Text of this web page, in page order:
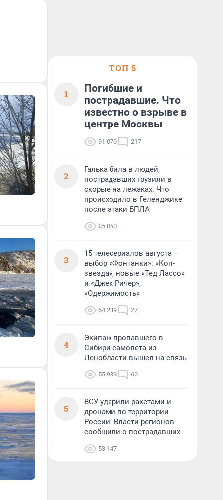
ТОП 5
1
Погибшие и
пострадавшие. Что
известно о взрыве в
центре Москвы
91 070 217
2
Галька била в людей,
пострадавших грузили в
скорые на лежаках. Что
происходило в Геленджике
после атаки БПЛА
85 060
3
15 телесериалов августа —
выбор «Фонтанки»: «Коп-
звезда», новые «Тед Лассо»
и «Джек Ричер»,
«Одержимость»
64 239 27
4
Экипаж пропавшего в
Сибири самолета из
Ленобласти вышел на связь
55 939 60
5
ВСУ ударили ракетами и
дронами по территории
России. Власти регионов
сообщили о пострадавших
53 147